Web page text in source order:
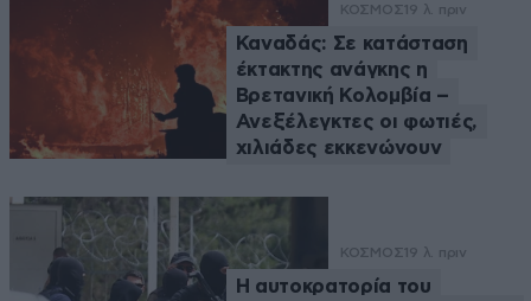
ΚΟΣΜΟΣ 19 λ. πριν
Καναδάς: Σε κατάσταση
έκτακτης ανάγκης η
Βρετανική Κολομβία –
Ανεξέλεγκτες οι φωτιές,
χιλιάδες εκκενώνουν
ΚΟΣΜΟΣ 19 λ. πριν
Η αυτοκρατορία του